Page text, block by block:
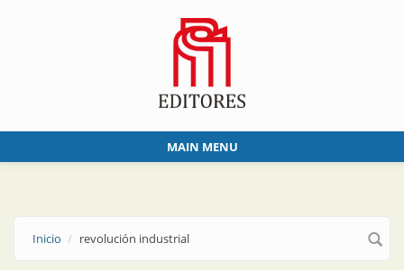
MAIN MENU
Inicio revolución industrial